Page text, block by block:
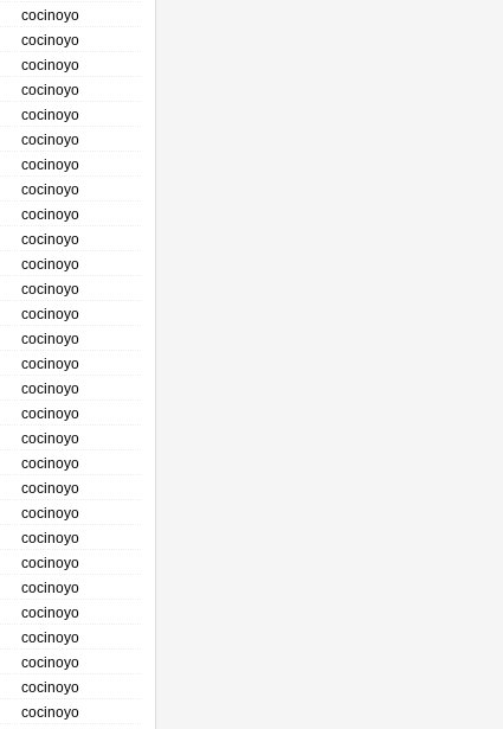
cocinoyo
cocinoyo
cocinoyo
cocinoyo
cocinoyo
cocinoyo
cocinoyo
cocinoyo
cocinoyo
cocinoyo
cocinoyo
cocinoyo
cocinoyo
cocinoyo
cocinoyo
cocinoyo
cocinoyo
cocinoyo
cocinoyo
cocinoyo
cocinoyo
cocinoyo
cocinoyo
cocinoyo
cocinoyo
cocinoyo
cocinoyo
cocinoyo
cocinoyo